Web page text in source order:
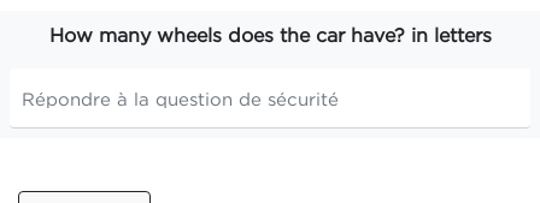
How many wheels does the car have? in letters